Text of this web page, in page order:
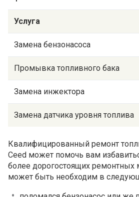
Услуга
Замена бензонасоса
Промывка топливного бака
Замена инжектора
Замена датчика уровня топлива
Квалифицированный ремонт
Ceed может помочь вам
более дорогостоящих ремонтных
может быть необходим в